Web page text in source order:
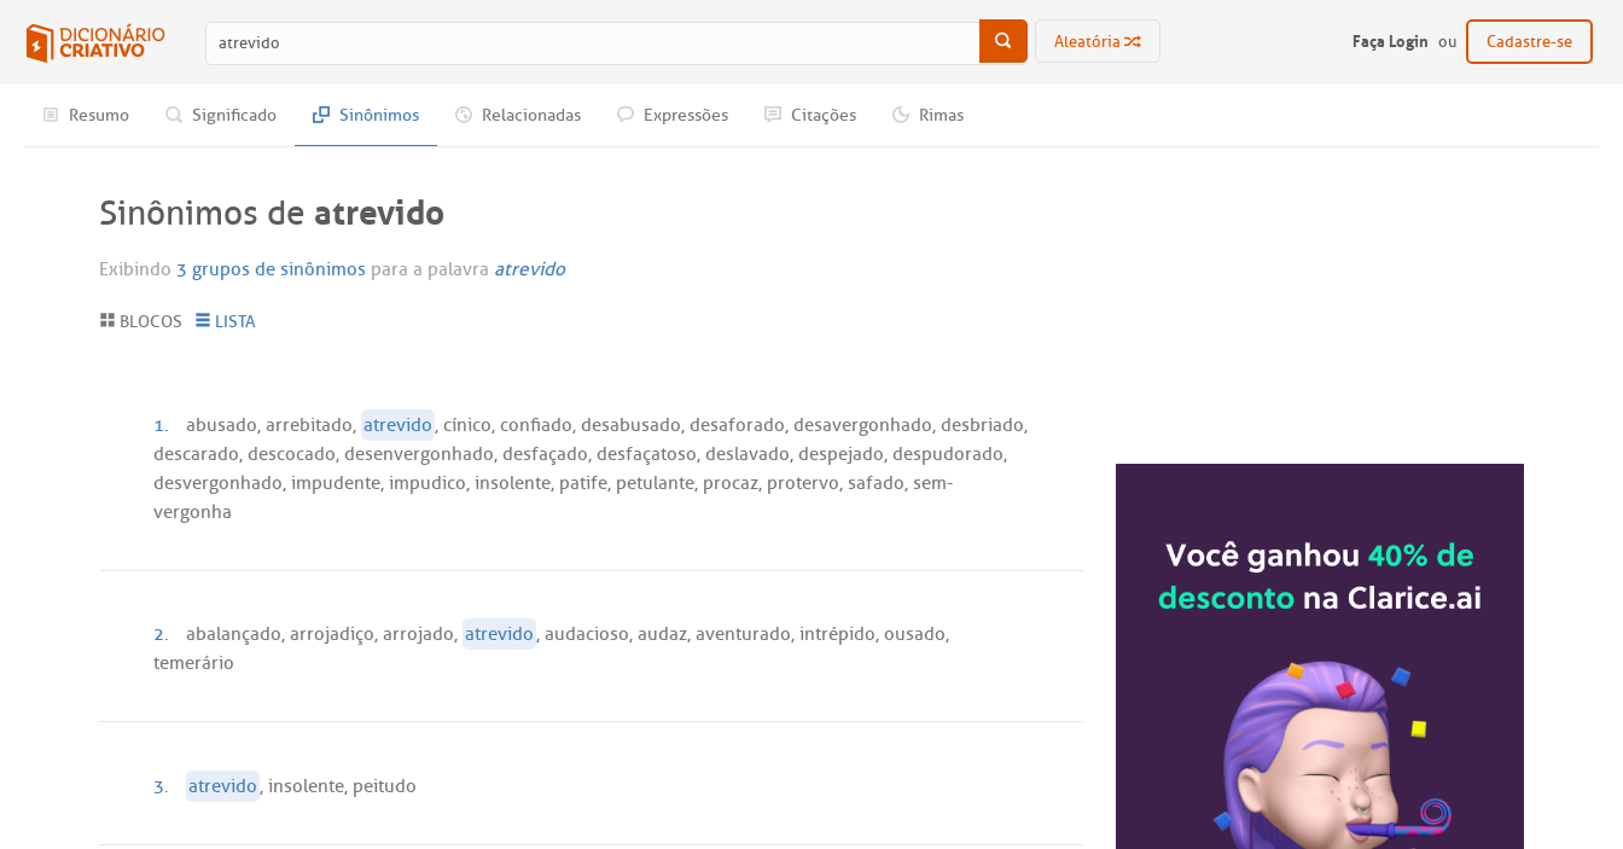
Aleatória Faça Login ou Cadastre-se
Resumo Significado Sinônimos Relacionadas Expressões Citações Rimas
Sinônimos de atrevido
Exibindo 3 grupos de sinônimos para a palavra atrevido
BLOCOS LISTA
1. abusado, arrebitado, atrevido, cínico, confiado, desabusado, desaforado, desavergonhado, desbriado,
descarado, descocado, desenvergonhado, desfaçado, desfaçatoso, deslavado, despejado, despudorado,
desvergonhado, impudente, impudico, insolente, patife, petulante, procaz, protervo, safado, sem-
vergonha
2. abalançado, arrojadiço, arrojado, atrevido, audacioso, audaz, aventurado, intrépido, ousado,
temerário
3. atrevido, insolente, peitudo